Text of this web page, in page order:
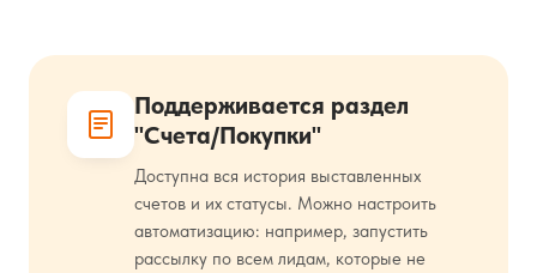
Поддерживается раздел
"Счета/Покупки"
Доступна вся история выставленных
счетов и их статусы. Можно настроить
автоматизацию: например, запустить
рассылку по всем лидам, которые не